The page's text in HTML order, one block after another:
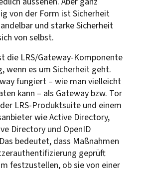
von der Form ist Sicherheit
und starke Sicherheit
von selbst.
die LRS/Gateway-Komponente
wenn es um Sicherheit geht.
fungiert – wie man vielleicht
kann – als Gateway bzw. Tor
LRS-Produktsuite und einem
wie Active Directory,
Directory und OpenID
bedeutet, dass Maßnahmen
geprüft
festzustellen, ob sie von einer